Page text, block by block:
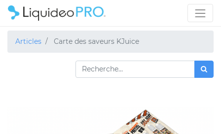
Articles Carte des saveurs KJuice